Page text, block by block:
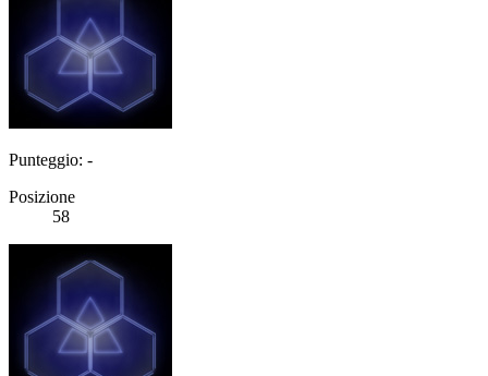
Punteggio: -
Posizione
58